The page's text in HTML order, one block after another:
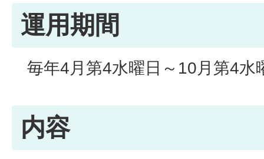
運用期間
毎年4月第4水曜日～10月第4水
内容